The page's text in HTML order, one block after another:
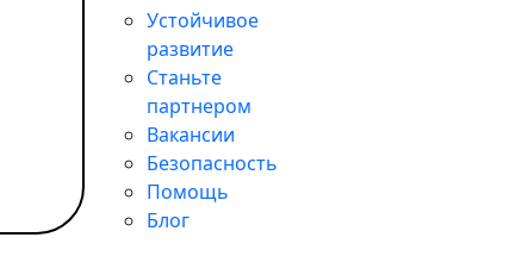
Устойчивое
развитие
Станьте
партнером
Вакансии
Безопасность
Помощь
Блог